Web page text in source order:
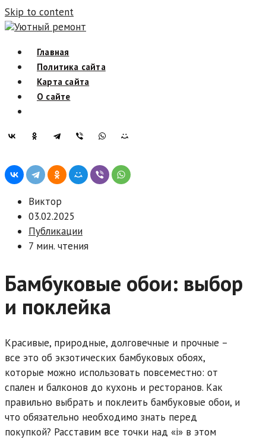
Skip to content
Уютный ремонт
Главная
Политика сайта
Карта сайта
О сайте
Виктор
03.02.2025
Публикации
7 мин. чтения
Бамбуковые обои: выбор
и поклейка
Красивые, природные, долговечные и прочные –
все это об экзотических бамбуковых обоях,
которые можно использовать повсеместно: от
спален и балконов до кухонь и ресторанов. Как
правильно выбрать и поклеить бамбуковые обои, и
что обязательно необходимо знать перед
покупкой? Расставим все точки над «i» в этом